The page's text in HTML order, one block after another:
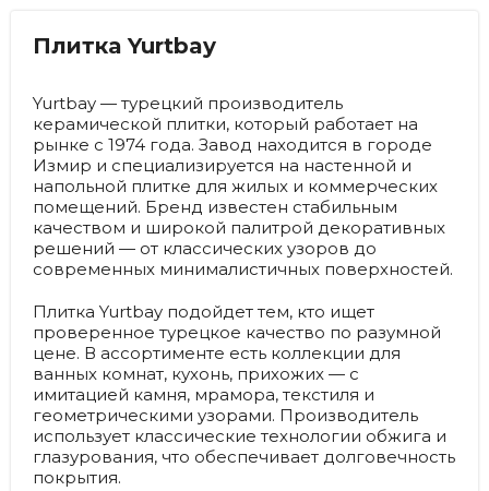
Плитка Yurtbay
Yurtbay — турецкий производитель
керамической плитки, который работает на
рынке с 1974 года. Завод находится в городе
Измир и специализируется на настенной и
напольной плитке для жилых и коммерческих
помещений. Бренд известен стабильным
качеством и широкой палитрой декоративных
решений — от классических узоров до
современных минималистичных поверхностей.
Плитка Yurtbay подойдет тем, кто ищет
проверенное турецкое качество по разумной
цене. В ассортименте есть коллекции для
ванных комнат, кухонь, прихожих — с
имитацией камня, мрамора, текстиля и
геометрическими узорами. Производитель
использует классические технологии обжига и
глазурования, что обеспечивает долговечность
покрытия.